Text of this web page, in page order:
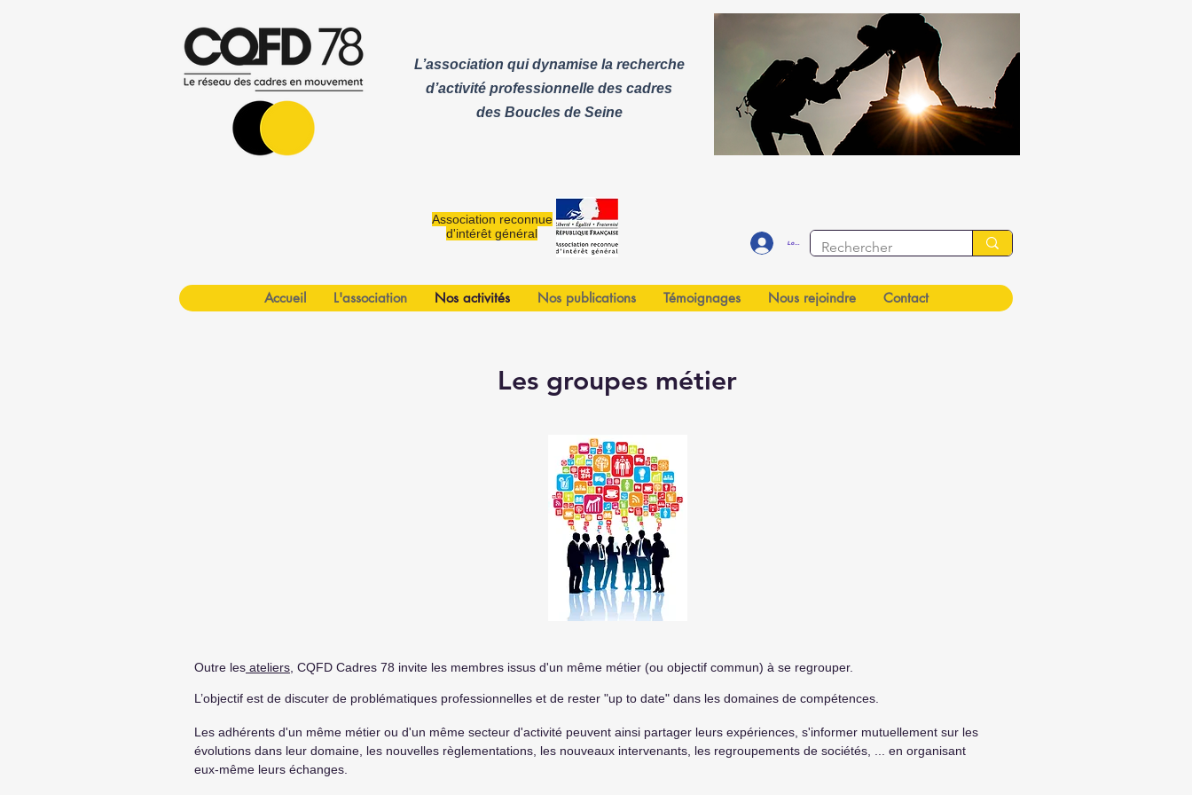
L’association qui dynamise la recherche
d’activité professionnelle des cadres
des Boucles de Seine
Association reconnue
d'intérêt général
Log In
Accueil L'association Nos activités Nos publications Témoignages Nous rejoindre Contact
Les groupes métier
Outre les ateliers , CQFD Cadres 78 invite les membres issus d'un même métier (ou objectif commun) à se regrouper.
L’objectif est de discuter de problématiques professionnelles et de rester "up to date" dans les domaines de compétences.
Les adhérents d'un même métier ou d'un même secteur d'activité peuvent ainsi partager leurs expériences, s'informer mutuellement sur les
évolutions dans leur domaine, les nouvelles règlementations, les nouveaux intervenants, les regroupements de sociétés, ... en organisant
eux-même leurs échanges.